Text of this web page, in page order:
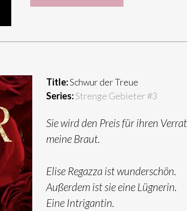
Title:Schwur der Treue
Series:Strenge Gebieter #3
Sie wird den Preis für ihren
meine Braut.
Elise Regazza ist wunderschön.
Außerdem ist sie eine Lügnerin.
Eine Intrigantin.